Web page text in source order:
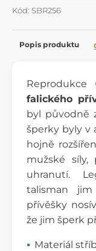
Kód: SBR256
Popis produktu
Reprodukce
falického
byl původně
šperky byly v
hojně
mužské
uhranutí.
talisman
přívěšky
že jim šperk
Materiál